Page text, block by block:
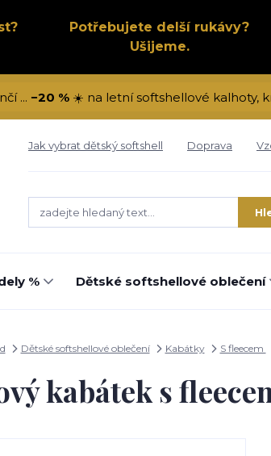
Potřebujete delší rukávy?
Ušijeme.
... −20 %☀️ na letní softshellové kalhoty,
Jak vybrat dětský softshell Doprava
% Dětské softshellové oblečení
Dětské softshellové oblečení Kabátky S fleecem
kabátek s